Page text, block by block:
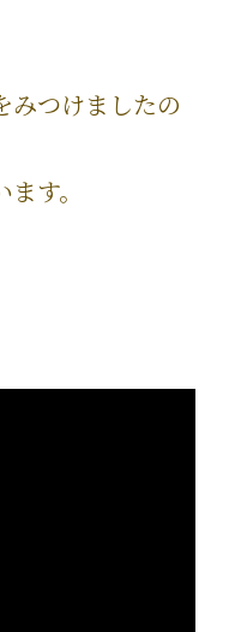
みつけましたの
す。